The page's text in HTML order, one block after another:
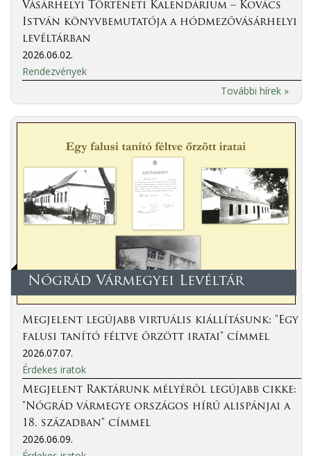
Vásárhelyi Történeti Kalendárium – Kovács
István könyvbemutatója a hódmezővásárhelyi
levéltárban
2026.06.02.
Rendezvények
További hírek »
Nógrád Vármegyei Levéltár
Megjelent legújabb virtuális kiállításunk: "Egy
falusi tanító féltve őrzött iratai" címmel
2026.07.07.
Érdekes iratok
Megjelent Raktárunk mélyéről legújabb cikke:
"Nógrád vármegye országos hírű alispánjai a
18. században" címmel
2026.06.09.